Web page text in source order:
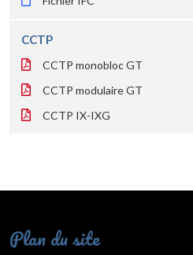
CCTP
CCTP monobloc GT
CCTP modulaire GT
CCTP IX-IXG
Plan du site